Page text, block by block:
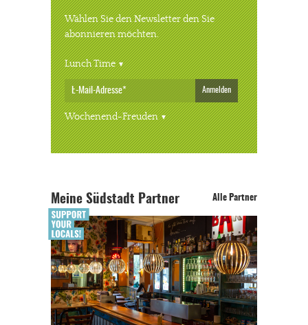
Wählen Sie den Newsletter den Sie
abonnieren möchten.
Lunch Time
Anmelden
Wochenend-Freuden
Meine Südstadt Partner Alle Partner